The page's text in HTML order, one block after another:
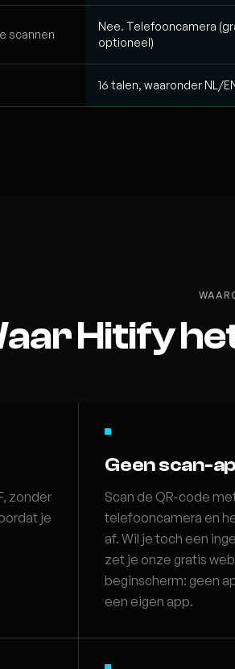
scannen
Nee. Telefooncamera
optioneel)
16 talen, waaronder NL/
Hitify
zonder
je
Geen scan-
Scan de QR-code
telefooncamera en
af. Wil je toch een
zet je onze gratis
beginscherm: geen
een eigen app.